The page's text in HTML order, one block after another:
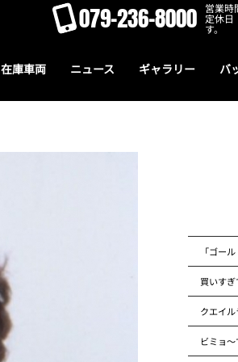
079-236-8000 営業時
定休日
す。
在庫車両 ニュース ギャラリー バ
「ゴー
買いす
クエイ
ビミョ